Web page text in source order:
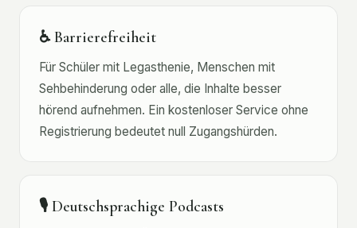
♿ Barrierefreiheit
Für Schüler mit Legasthenie, Menschen mit
Sehbehinderung oder alle, die Inhalte besser
hörend aufnehmen. Ein kostenloser Service ohne
Registrierung bedeutet null Zugangshürden.
🎙 Deutschsprachige Podcasts